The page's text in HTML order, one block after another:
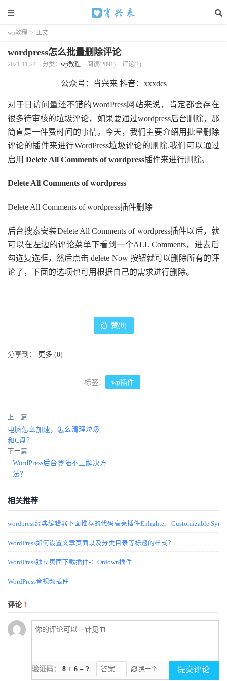
wp教程 > 正文
wordpress怎么批量删除评论
2021-11-24 分类： wp教程 阅读(2091) 评论(1)
公众号：肖兴来 抖音：xxxdcs
对于日访问量还不错的WordPress网站来说，肯定都会存在
很多待审核的垃圾评论，如果要通过wordpress后台删除，那
简直是一件费时间的事情。今天，我们主要介绍用批量删除
评论的插件来进行WordPress垃圾评论的删除.我们可以通过
启用 Delete All Comments of wordpress插件来进行删除。
Delete All Comments of wordpress
Delete All Comments of wordpress插件删除
后台搜索安装Delete All Comments of wordpress插件以后，就
可以在左边的评论菜单下看到一个ALL Comments，进去后
勾选复选框，然后点击 delete Now 按钮就可以删除所有的评
论了，下面的选项也可用根据自己的需求进行删除。
赞(0)
分享到： 更多 (0)
标签： wp插件
上一篇
电脑怎么加速，怎么清理垃圾
和C盘？
下一篇
WordPress后台登陆不上解决方
法？
相关推荐
wordpress经典编辑器下面推荐的代码高亮插件Enlighter - Customizable
WordPress如何设置文章页面以及分类目录等标题的样式？
WordPress独立页面下载插件-：Ordown插件
WordPress音视频插件
评论 1
验证码： 8 + 6 = ? 换一个 提交评论